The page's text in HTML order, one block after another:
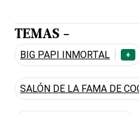
TEMAS -
BIG PAPI INMORTAL +
SALÓN DE LA FAMA DE